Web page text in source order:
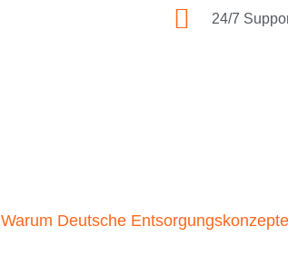
24/7
Warum Deutsche Entsorgungskonzepte